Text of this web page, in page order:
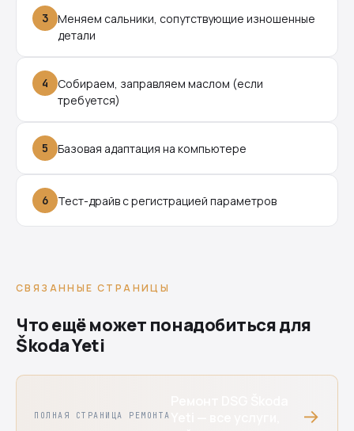
3
Меняем сальники, сопутствующие изношенные
детали
4
Собираем, заправляем маслом (если
требуется)
5 Базовая адаптация на компьютере
6 Тест-драйв с регистрацией параметров
СВЯЗАННЫЕ СТРАНИЦЫ
Что ещё может понадобиться для
Škoda Yeti
ПОЛНАЯ СТРАНИЦА РЕМОНТА →